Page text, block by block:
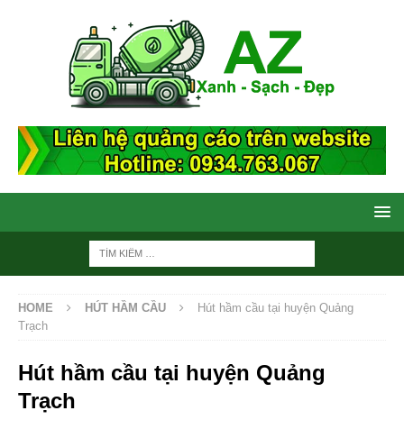
HOME HÚT HẦM CẦU
Hút hầm cầu tại huyện Quảng
Trạch
Hút hầm cầu tại huyện Quảng
Trạch